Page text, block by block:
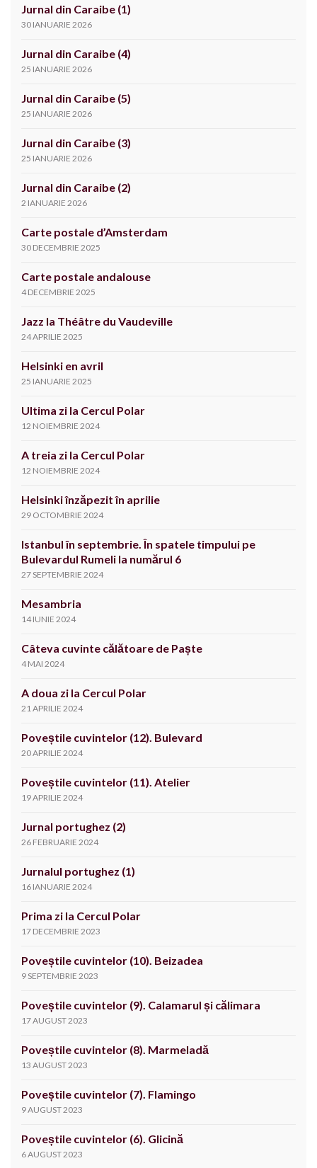
Jurnal din Caraibe (1)
30 IANUARIE 2026
Jurnal din Caraibe (4)
25 IANUARIE 2026
Jurnal din Caraibe (5)
25 IANUARIE 2026
Jurnal din Caraibe (3)
25 IANUARIE 2026
Jurnal din Caraibe (2)
2 IANUARIE 2026
Carte postale d’Amsterdam
30 DECEMBRIE 2025
Carte postale andalouse
4 DECEMBRIE 2025
Jazz la Théâtre du Vaudeville
24 APRILIE 2025
Helsinki en avril
25 IANUARIE 2025
Ultima zi la Cercul Polar
12 NOIEMBRIE 2024
A treia zi la Cercul Polar
12 NOIEMBRIE 2024
Helsinki înzăpezit în aprilie
29 OCTOMBRIE 2024
Istanbul în septembrie. În spatele timpului pe
Bulevardul Rumeli la numărul 6
27 SEPTEMBRIE 2024
Mesambria
14 IUNIE 2024
Câteva cuvinte călătoare de Paște
4 MAI 2024
A doua zi la Cercul Polar
21 APRILIE 2024
Poveștile cuvintelor (12). Bulevard
20 APRILIE 2024
Poveștile cuvintelor (11). Atelier
19 APRILIE 2024
Jurnal portughez (2)
26 FEBRUARIE 2024
Jurnalul portughez (1)
16 IANUARIE 2024
Prima zi la Cercul Polar
17 DECEMBRIE 2023
Poveștile cuvintelor (10). Beizadea
9 SEPTEMBRIE 2023
Poveștile cuvintelor (9). Calamarul și călimara
17 AUGUST 2023
Poveștile cuvintelor (8). Marmeladă
13 AUGUST 2023
Poveștile cuvintelor (7). Flamingo
9 AUGUST 2023
Poveștile cuvintelor (6). Glicină
6 AUGUST 2023